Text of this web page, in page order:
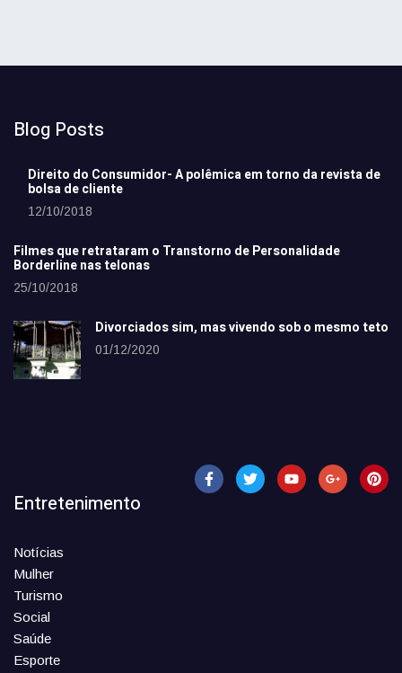
Blog Posts
Direito do Consumidor- A polêmica em torno da revista de
bolsa de cliente
12/10/2018
Filmes que retrataram o Transtorno de Personalidade
Borderline nas telonas
25/10/2018
Divorciados sim, mas vivendo sob o mesmo teto
01/12/2020
Entretenimento
Notícias
Mulher
Turismo
Social
Saúde
Esporte